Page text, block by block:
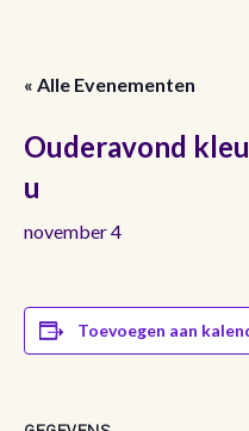
« Alle Evenementen
Ouderavond
u
november 4
Toevoegen aan